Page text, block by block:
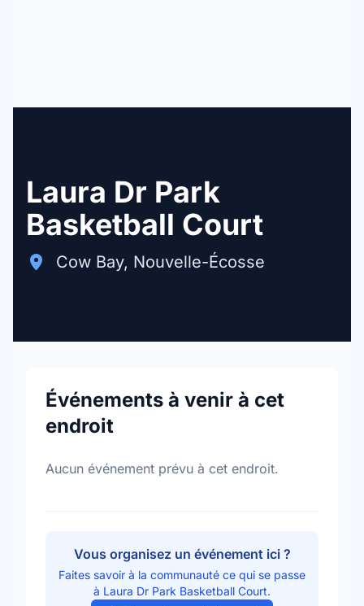
Laura Dr Park
Basketball Court
Cow Bay, Nouvelle-Écosse
Événements à venir à cet
endroit
Aucun événement prévu à cet endroit.
Vous organisez un événement ici ?
Faites savoir à la communauté ce qui se passe
à Laura Dr Park Basketball Court.